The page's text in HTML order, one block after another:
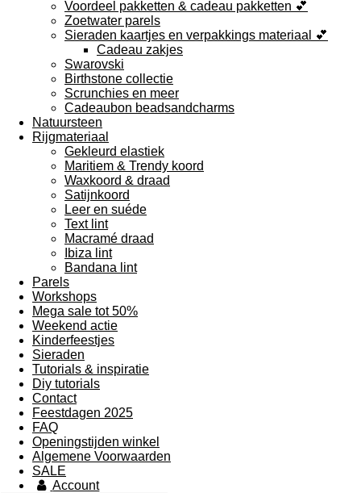
Voordeel pakketten & cadeau pakketten 💕
Zoetwater parels
Sieraden kaartjes en verpakkings materiaal 💕
Cadeau zakjes
Swarovski
Birthstone collectie
Scrunchies en meer
Cadeaubon beadsandcharms
Natuursteen
Rijgmateriaal
Gekleurd elastiek
Maritiem & Trendy koord
Waxkoord & draad
Satijnkoord
Leer en suéde
Text lint
Macramé draad
Ibiza lint
Bandana lint
Parels
Workshops
Mega sale tot 50%
Weekend actie
Kinderfeestjes
Sieraden
Tutorials & inspiratie
Diy tutorials
Contact
Feestdagen 2025
FAQ
Openingstijden winkel
Algemene Voorwaarden
SALE
Account